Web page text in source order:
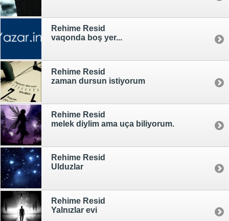
Rehime Resid
vaqonda boş yer...
Rehime Resid
zaman dursun istiyorum
Rehime Resid
melek diylim ama uça biliyorum.
Rehime Resid
Ulduzlar
Rehime Resid
Yalnızlar evi